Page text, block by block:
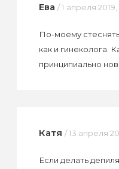
Ева / 1 апреля
По-моему
как и гинеколога.
принципиально
Катя / 13 апреля
Если делать